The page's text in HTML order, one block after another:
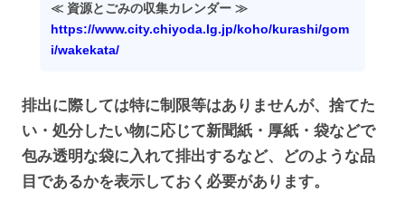
≪ 資源とごみの収集カレンダー ≫
https://www.city.chiyoda.lg.jp/koho/kurashi/gom
i/wakekata/
排出に際しては特に制限等はありませんが、捨てた
い・処分したい物に応じて新聞紙・厚紙・袋などで
包み透明な袋に入れて排出するなど、どのような品
目であるかを表示しておく必要があります。